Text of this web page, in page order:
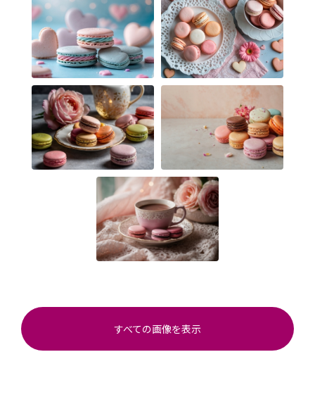
すべての画像を表示